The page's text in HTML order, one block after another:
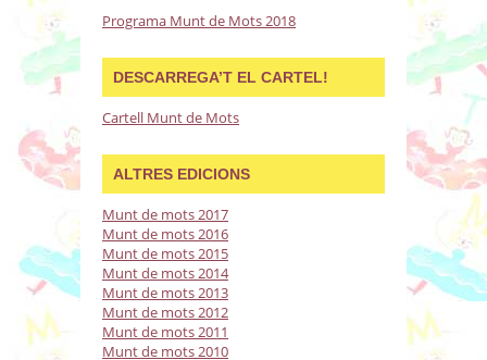
Programa Munt de Mots 2018
DESCARREGA’T EL CARTEL!
Cartell Munt de Mots
ALTRES EDICIONS
Munt de mots 2017
Munt de mots 2016
Munt de mots 2015
Munt de mots 2014
Munt de mots 2013
Munt de mots 2012
Munt de mots 2011
Munt de mots 2010